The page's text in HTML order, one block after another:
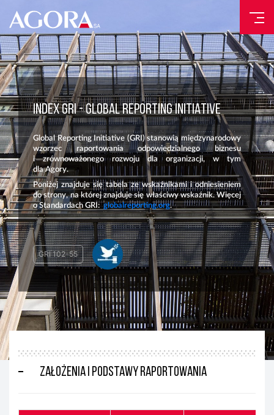
INDEX GRI - GLOBAL REPORTING INITIATIVE
Global Reporting Initiative (GRI) stanowią międzynarodowy
wzorzec raportowania odpowiedzialnego biznesu
i zrównoważonego rozwoju dla organizacji, w tym
dla Agory.
Poniżej znajduje się tabela ze wskaźnikami i odniesieniem
do strony, na której znajduje się właściwy wskaźnik. Więcej
o Standardach GRI:globalreporting.org.
GRI 102-55
Założenia i podstawy raportowania